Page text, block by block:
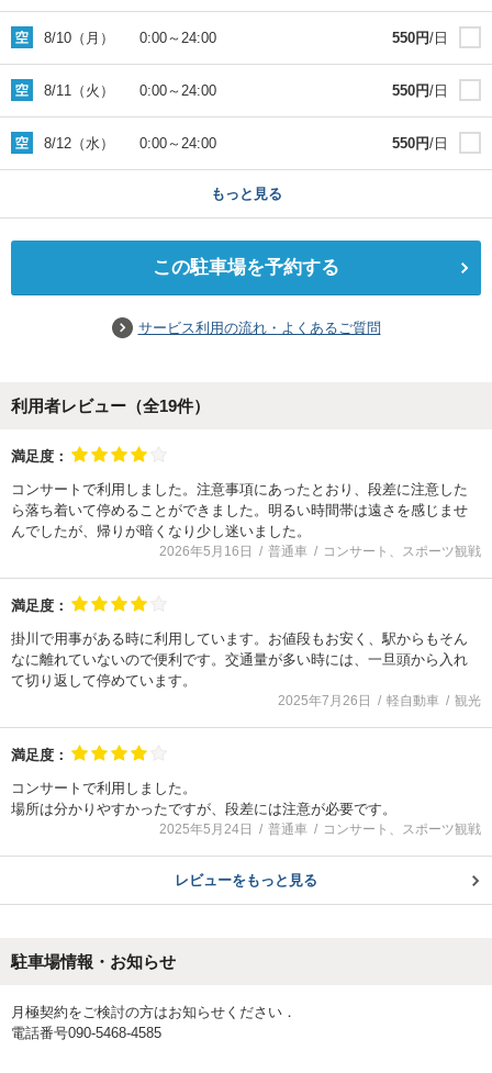
8/10（月） 0:00～ 24:00 550円/日
8/11（火） 0:00～ 24:00 550円/日
8/12（水） 0:00～ 24:00 550円/日
もっと見る
この駐車場を予約する
サービス利用の流れ・よくあるご質問
利用者レビュー（全19件）
満足度：
コンサートで利用しました。注意事項にあったとおり、段差に注意した
ら落ち着いて停めることができました。明るい時間帯は遠さを感じませ
んでしたが、帰りが暗くなり少し迷いました。
2026年5月16日 普通車 コンサート、スポーツ観戦
満足度：
掛川で用事がある時に利用しています。お値段もお安く、駅からもそん
なに離れていないので便利です。交通量が多い時には、一旦頭から入れ
て切り返して停めています。
2025年7月26日 軽自動車 観光
満足度：
コンサートで利用しました。
場所は分かりやすかったですが、段差には注意が必要です。
2025年5月24日 普通車 コンサート、スポーツ観戦
レビューをもっと見る
駐車場情報・お知らせ
月極契約をご検討の方はお知らせください．
電話番号090-5468-4585